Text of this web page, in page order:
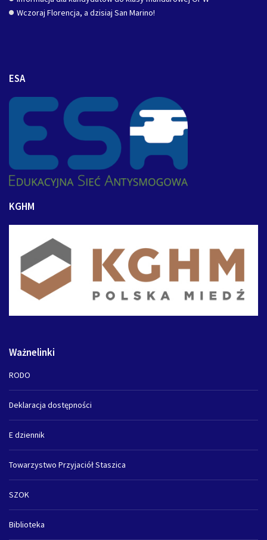
Wczoraj Florencja, a dzisiaj San Marino!
ESA
KGHM
Ważnelinki
RODO
Deklaracja dostępności
E dziennik
Towarzystwo Przyjaciół Staszica
SZOK
Biblioteka